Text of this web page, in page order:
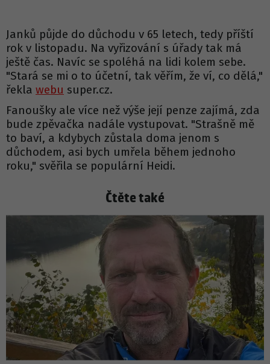
Janků půjde do důchodu v 65 letech, tedy příští
rok v listopadu. Na vyřizování s úřady tak má
ještě čas. Navíc se spoléhá na lidi kolem sebe.
"Stará se mi o to účetní, tak věřím, že ví, co dělá,"
řekla webu super.cz.
Fanoušky ale více než výše její penze zajímá, zda
bude zpěvačka nadále vystupovat. "Strašně mě
to baví, a kdybych zůstala doma jenom s
důchodem, asi bych umřela během jednoho
roku," svěřila se populární Heidi.
Čtěte také